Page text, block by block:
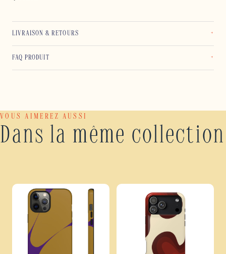
LIVRAISON & RETOURS
FAQ PRODUIT
VOUS AIMEREZ AUSSI
Dans la même collection